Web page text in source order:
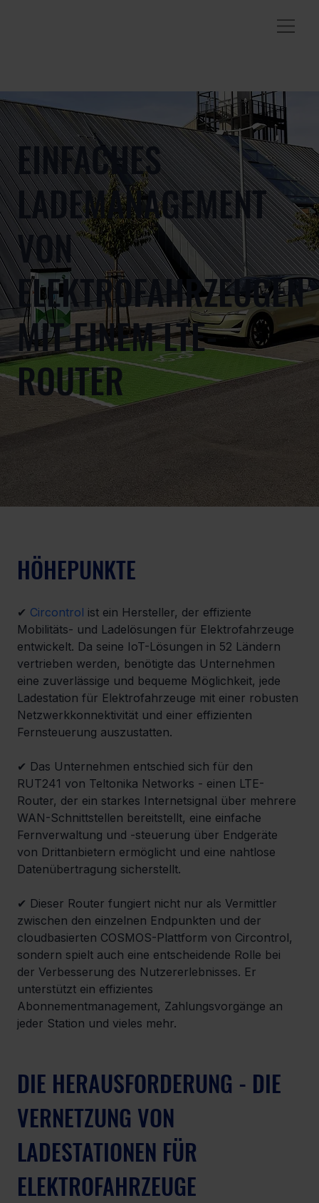
EINFACHES
LADEMANAGEMENT
VON
ELEKTROFAHRZEUGEN
MIT EINEM LTE-
ROUTER
HÖHEPUNKTE
✔ Circontrol ist ein Hersteller, der effiziente
Mobilitäts- und Ladelösungen für Elektrofahrzeuge
entwickelt. Da seine IoT-Lösungen in 52 Ländern
vertrieben werden, benötigte das Unternehmen
eine zuverlässige und bequeme Möglichkeit, jede
Ladestation für Elektrofahrzeuge mit einer robusten
Netzwerkkonnektivität und einer effizienten
Fernsteuerung auszustatten.
✔ Das Unternehmen entschied sich für den
RUT241 von Teltonika Networks - einen LTE-
Router, der ein starkes Internetsignal über mehrere
WAN-Schnittstellen bereitstellt, eine einfache
Fernverwaltung und -steuerung über Endgeräte
von Drittanbietern ermöglicht und eine nahtlose
Datenübertragung sicherstellt.
✔ Dieser Router fungiert nicht nur als Vermittler
zwischen den einzelnen Endpunkten und der
cloudbasierten COSMOS-Plattform von Circontrol,
sondern spielt auch eine entscheidende Rolle bei
der Verbesserung des Nutzererlebnisses. Er
unterstützt ein effizientes
Abonnementmanagement, Zahlungsvorgänge an
jeder Station und vieles mehr.
DIE HERAUSFORDERUNG - DIE
VERNETZUNG VON
LADESTATIONEN FÜR
ELEKTROFAHRZEUGE